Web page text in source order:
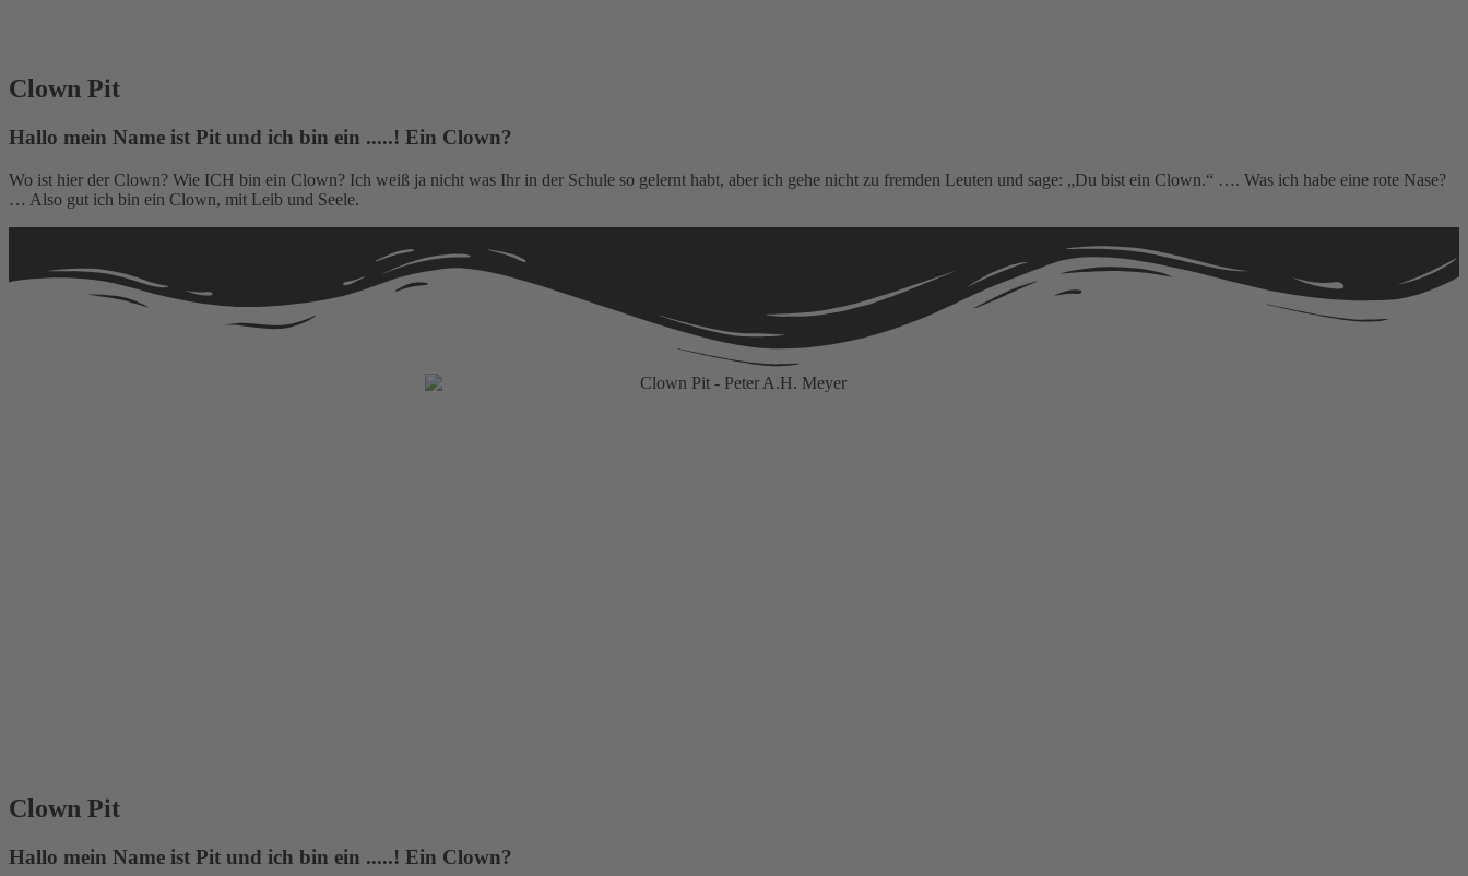
Clown Pit
Hallo mein Name ist Pit und ich bin ein .....! Ein Clown?
Wo ist hier der Clown? Wie ICH bin ein Clown? Ich weiß ja nicht was Ihr in der Schule so gelernt habt, aber ich gehe nicht zu fremden Leuten und sage: „Du bist ein Clown.“ …. Was ich habe eine rote Nase?
… Also gut ich bin ein Clown, mit Leib und Seele.
Clown Pit
Hallo mein Name ist Pit und ich bin ein .....! Ein Clown?